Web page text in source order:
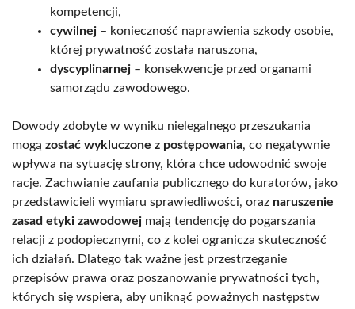
kompetencji,
cywilnej – konieczność naprawienia szkody osobie,
której prywatność została naruszona,
dyscyplinarnej – konsekwencje przed organami
samorządu zawodowego.
Dowody zdobyte w wyniku nielegalnego przeszukania
mogą zostać wykluczone z postępowania, co negatywnie
wpływa na sytuację strony, która chce udowodnić swoje
racje. Zachwianie zaufania publicznego do kuratorów, jako
przedstawicieli wymiaru sprawiedliwości, oraz naruszenie
zasad etyki zawodowej mają tendencję do pogarszania
relacji z podopiecznymi, co z kolei ogranicza skuteczność
ich działań. Dlatego tak ważne jest przestrzeganie
przepisów prawa oraz poszanowanie prywatności tych,
których się wspiera, aby uniknąć poważnych następstw